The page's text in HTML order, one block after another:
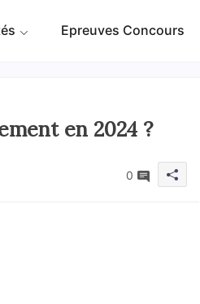
Epreuves Concours
en 2024 ?
0